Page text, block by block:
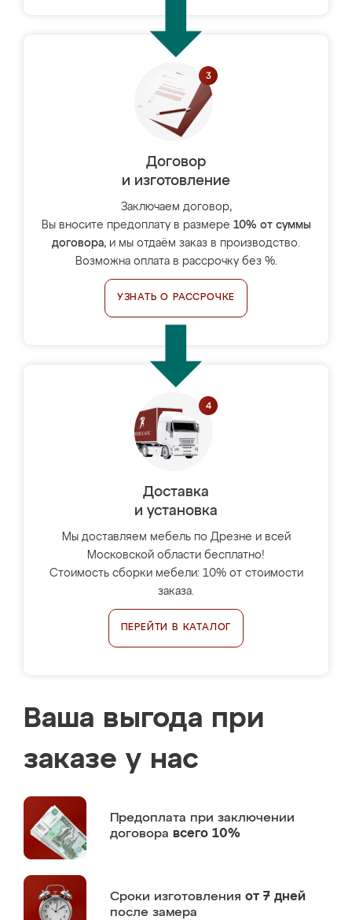
Договор
и изготовление
Заключаем договор,
Вы вносите предоплату в размере 10% от суммы
договора, и мы отдаём заказ в производство.
Возможна оплата в рассрочку без %.
УЗНАТЬ О РАССРОЧКЕ
Доставка
и установка
Мы доставляем мебель по Дрезне и всей
Московской области бесплатно!
Стоимость сборки мебели: 10% от стоимости
заказа.
ПЕРЕЙТИ В КАТАЛОГ
Ваша выгода при
заказе у нас
Предоплата при заключении
договора всего 10%
Сроки изготовления от 7 дней
после замера